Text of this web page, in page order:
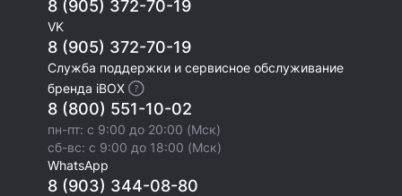
8 (905) 372-70-19
VK
8 (905) 372-70-19
Служба поддержки и сервисное обслуживание
бренда iBOX
8 (800) 551-10-02
пн-пт: с 9:00 до 20:00 (Мск)
сб-вс: с 9:00 до 18:00 (Мск)
WhatsApp
8 (903) 344-08-80